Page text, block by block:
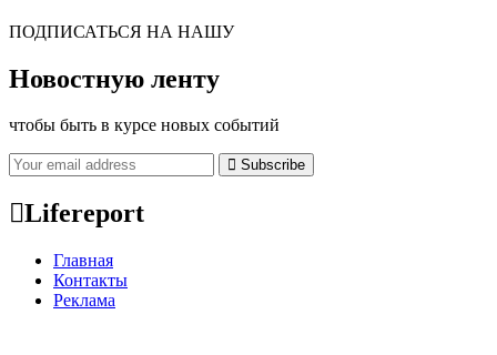
ПОДПИСАТЬСЯ НА НАШУ
Новостную ленту
чтобы быть в курсе новых событий
Subscribe
Lifereport
Главная
Контакты
Реклама